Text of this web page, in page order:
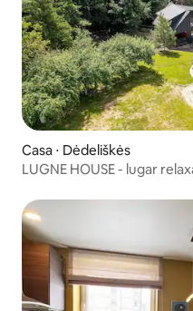
Casa ⋅ Dėdeliškės
LUGNE HOUSE - lugar